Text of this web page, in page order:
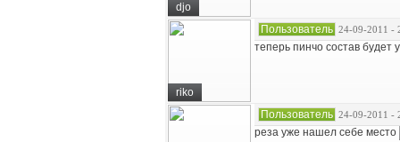
djo
riko
Пользователь 24-09-2011 -
теперь пинчо состав будет
Пользователь 24-09-2011 -
реза уже нашел себе место